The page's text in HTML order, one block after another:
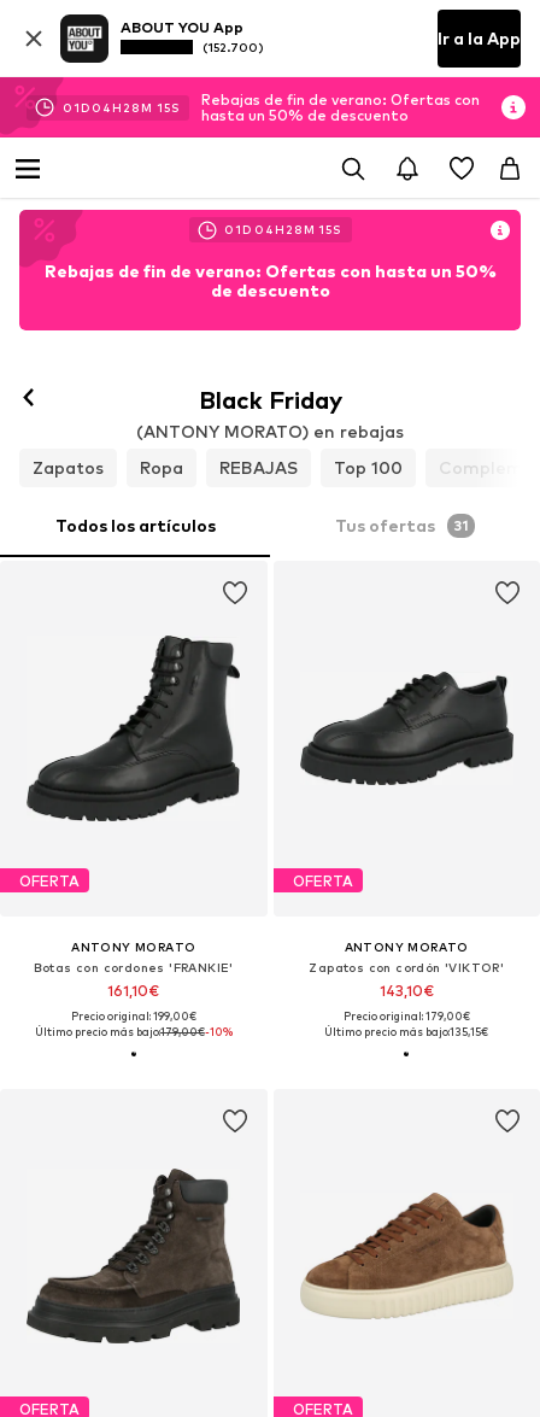
ABOUT YOU App
(152.700) Ir a la App
01D 04H 28M 13S
Rebajas de fin de verano: Ofertas con
hasta un 50% de descuento
01D 04H 28M 13S
Rebajas de fin de verano: Ofertas con hasta un 50%
de descuento
Black Friday
(ANTONY MORATO) en rebajas
Zapatos
Ropa REBAJAS Top 100
Todos los artículos Tus ofertas 31
OFERTA
ANTONY MORATO
Botas con cordones 'FRANKIE'
161,10€
Precio original: 199,00€
Último precio más bajo:179,00€-10%
OFERTA
ANTONY MORATO
Zapatos con cordón 'VIKTOR'
143,10€
Precio original: 179,00€
Último precio más bajo:135,15€
OFERTA OFERTA